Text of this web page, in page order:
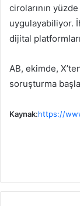
cirolarının
uygulayabiliyor.
dijital
AB, ekimde,
soruşturma
Kaynak:https://